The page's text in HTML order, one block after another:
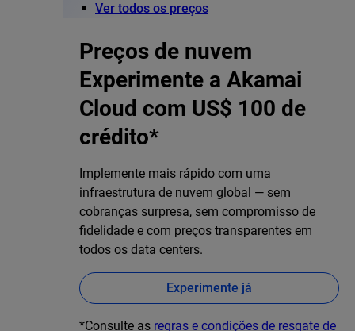
Ver todos os preços
Preços de nuvem
Experimente a Akamai
Cloud com US$ 100 de
crédito*
Implemente mais rápido com uma
infraestrutura de nuvem global — sem
cobranças surpresa, sem compromisso de
fidelidade e com preços transparentes em
todos os data centers.
Experimente já
*Consulte as regras e condições de resgate de